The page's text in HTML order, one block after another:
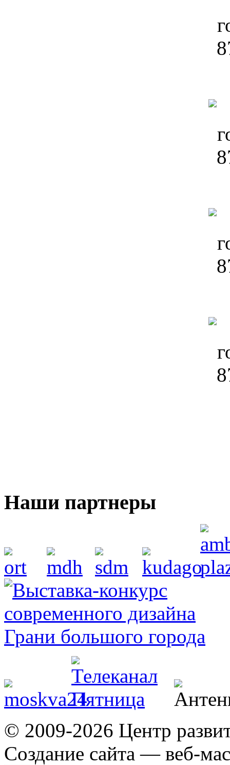
Наши партнеры
© 2009-2026 Центр
Создание сайта — веб-